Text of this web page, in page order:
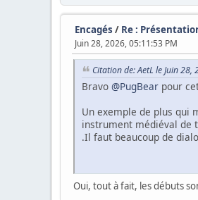
Encagés / Re :
Juin 28, 2026, 05:11:53 PM
Citation de: AetL le Juin 28,
Bravo @PugBear pour
Un exemple de plus qui
instrument médiéval de
.Il faut beaucoup de
Oui, tout à fait, les débuts